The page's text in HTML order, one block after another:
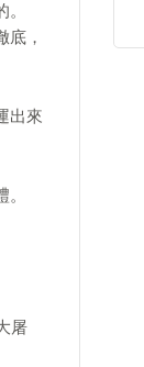
，
出來
屠